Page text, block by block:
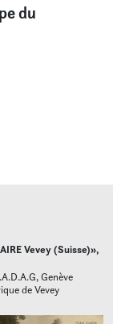
du
Vevey (Suisse)»,
Genève
de Vevey